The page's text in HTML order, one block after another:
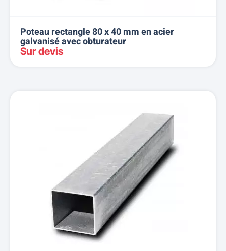
Poteau rectangle 80 x 40 mm en acier
galvanisé avec obturateur
Sur devis